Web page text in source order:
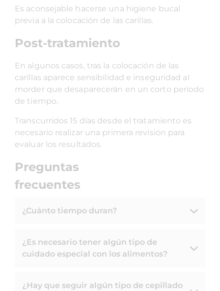
Es aconsejable hacerse una higiene bucal
previa a la colocación de las carillas.
Post-tratamiento
En algunos casos, tras la colocación de las
carillas aparece sensibilidad e inseguridad al
morder que desaparecerán en un corto periodo
de tiempo.
Transcurridos 15 días desde el tratamiento es
necesario realizar una primera revisión para
evaluar los resultados.
Preguntas
frecuentes
¿Cuánto tiempo duran?
¿Es necesario tener algún tipo de
cuidado especial con los alimentos?
¿Hay que seguir algún tipo de cepillado